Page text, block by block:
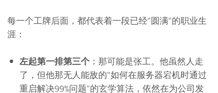
每一个工牌后面，都代表着一段已经"圆满"的职业生
涯：
左起第一排第三个 ：那可能是张工。他虽然人走
了，但他那无人能敌的"如何在服务器宕机时通过
重启解决99%问题"的玄学算法，依然在为公司发